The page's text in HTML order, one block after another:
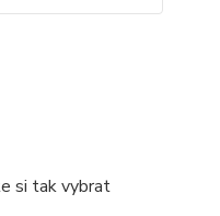
si tak vybrat